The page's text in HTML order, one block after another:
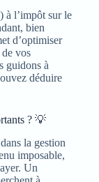
à l’impôt sur le
bien
d’optimiser
vos
guidons à
déduire
? 💡
la gestion
imposable,
Un